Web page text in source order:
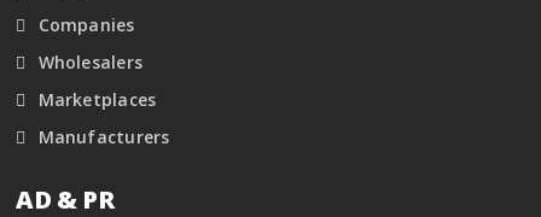
Companies
Wholesalers
Marketplaces
Manufacturers
AD & PR